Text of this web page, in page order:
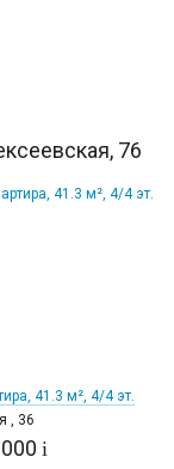
76
41.3 м², 4/4 эт.
, 36
i